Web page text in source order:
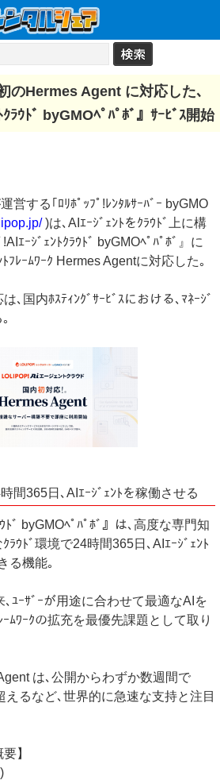
のHermes Agent に対応した､
ｸﾗｳﾄﾞ byGMOﾍﾟﾊﾟﾎﾞ』ｻｰﾋﾞｽ開始
営する｢ﾛﾘﾎﾟｯﾌﾟ!ﾚﾝﾀﾙｻｰﾊﾞｰ byGMO
)は､AIｴｰｼﾞｪﾝﾄをｸﾗｳﾄﾞ上に構
ｴｰｼﾞｪﾝﾄｸﾗｳﾄﾞ byGMOﾍﾟﾊﾟﾎﾞ』に
ﾌﾚｰﾑﾜｰｸ Hermes Agentに対応した｡
､国内ﾎｽﾃｨﾝｸﾞｻｰﾋﾞｽにおける､ﾏﾈｰｼﾞ
間365日､AIｴｰｼﾞｪﾝﾄを稼働させる
ｳﾄﾞ byGMOﾍﾟﾊﾟﾎﾞ』は､高度な専門知
ﾗｳﾄﾞ環境で24時間365日､AIｴｰｼﾞｪﾝﾄ
る機能｡
ﾕｰｻﾞｰが用途に合わせて最適なAIを
ﾑﾜｰｸの拡充を最優先課題として取り
は､公開からわずか数週間で
えるなど､世界的に急速な支持と注目
】